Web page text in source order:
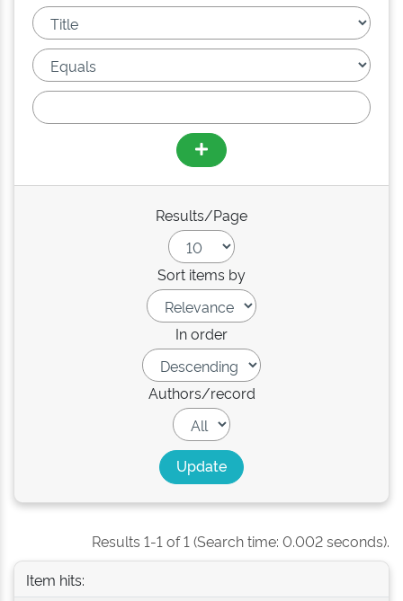
Results/Page
Sort items by
In order
Authors/record
Results 1-1 of 1 (Search time: 0.002 seconds).
Item hits: